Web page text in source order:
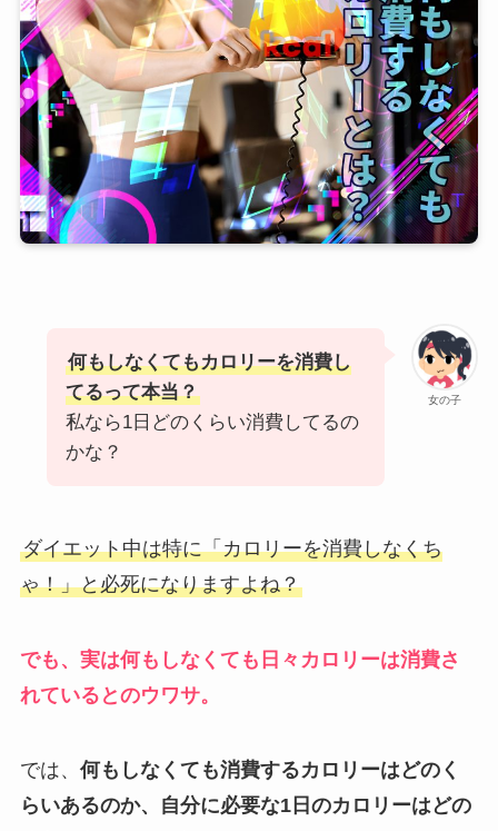
女の子
何もしなくてもカロリーを消費し
てるって本当？
私なら1日どのくらい消費してるの
かな？
ダイエット中は特に「カロリーを消費しなくち
ゃ！」と必死になりますよね？
でも、実は何もしなくても日々カロリーは消費さ
れているとのウワサ。
では、 何もしなくても消費するカロリーはどのく
らいあるのか、自分に必要な1日のカロリーはどの